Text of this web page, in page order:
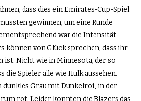
dass dies ein Emirates-Cup-Spiel
gewinnen, um eine Runde
war die Intensität
können von Glück sprechen, dass ihr
ist. Nicht wie in Minnesota, der so
die Spieler alle wie Hulk aussehen.
dunkles Grau mit Dunkelrot, in der
rot. Leider konnten die Blazers das